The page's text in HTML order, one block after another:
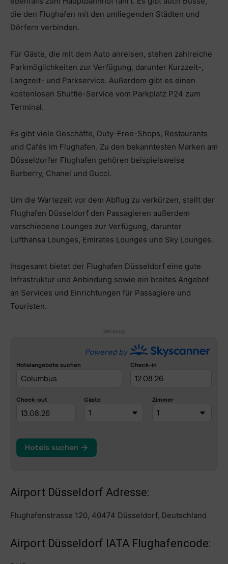
die den Flughafen mit den umliegenden Städten und
Dörfern verbinden.
Für Gäste, die mit dem Auto anreisen, stehen zahlreiche
Parkmöglichkeiten zur Verfügung, darunter Kurzzeit-,
Langzeit- und Parkservice. Außerdem gibt es einen
kostenlosen Shuttle-Service vom Parkplatz P24 zum
Terminal.
Es gibt viele Geschäfte, Duty-Free-Shops, Restaurants
und Cafés im Flughafen. Zu den bekanntesten Marken am
Düsseldorfer Flughafen gehören beispielsweise
Burberry, Chanel und Gucci.
Um die Wartezeit vor dem Abflug zu verkürzen, stellt der
Flughafen Düsseldorf den Passagieren außerdem
verschiedene Lounges zur Verfügung, darunter
Lufthansa Lounges, Emirates Lounges und Sky Lounges.
Insgesamt bietet der Flughafen Düsseldorf eine gute
Infrastruktur und Anbindung sowie ein breites Angebot
an Services und Einrichtungen für Passagiere und
Touristen.
Werbung
Airport Düsseldorf Adresse:
Flughafenstrasse 120, 40474 Düsseldorf, Deutschland
Airport Düsseldorf IATA Flughafencode: